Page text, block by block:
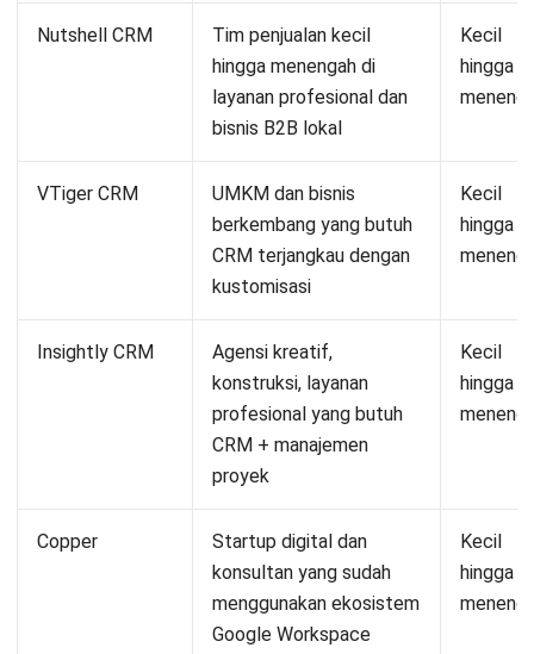
Nutshell CRM
Tim penjualan kecil
hingga menengah di
layanan profesional dan
bisnis B2B lokal
Kecil
hingga
VTiger CRM
UMKM dan bisnis
berkembang yang butuh
CRM terjangkau dengan
kustomisasi
Kecil
hingga
Insightly CRM
Agensi kreatif,
konstruksi, layanan
profesional yang butuh
CRM + manajemen
proyek
Kecil
hingga
Copper
Startup digital dan
konsultan yang sudah
menggunakan ekosistem
Google Workspace
Kecil
hingga